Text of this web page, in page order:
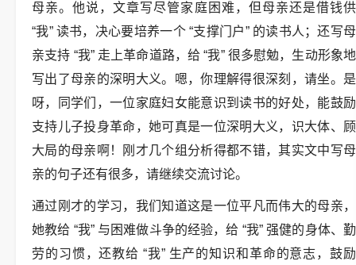
母亲。他说，文章写尽管家庭困难，但母亲还是借钱供
“我” 读书，决心要培养一个 “支撑门户” 的读书人；还写母
亲支持 “我” 走上革命道路，给 “我” 很多慰勉，生动形象地
写出了母亲的深明大义。嗯，你理解得很深刻，请坐。是
呀，同学们，一位家庭妇女能意识到读书的好处，能鼓励
支持儿子投身革命，她可真是一位深明大义，识大体、顾
大局的母亲啊！刚才几个组分析得都不错，其实文中写母
亲的句子还有很多，请继续交流讨论。
通过刚才的学习，我们知道这是一位平凡而伟大的母亲，
她教给 “我” 与困难做斗争的经验，给 “我” 强健的身体、勤
劳的习惯，还教给 “我” 生产的知识和革命的意志，鼓励